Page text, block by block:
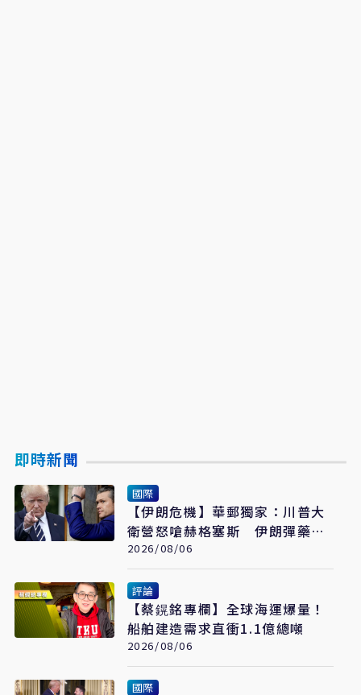
即時新聞
國際
【伊朗危機】華郵獨家：川普大
衛營怒嗆赫格塞斯 伊朗彈藥嚴
重短缺恐限縮軍事選項
2026/08/06
評論
【蔡鎤銘專欄】全球海運爆量！
船舶建造需求直衝1.1億總噸
2026/08/06
國際